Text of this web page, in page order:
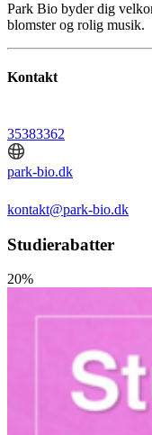
Park Bio byder dig
blomster og rolig musik.
Kontakt
35383362
park-bio.dk
kontakt@park-bio.dk
Studierabatter
20%